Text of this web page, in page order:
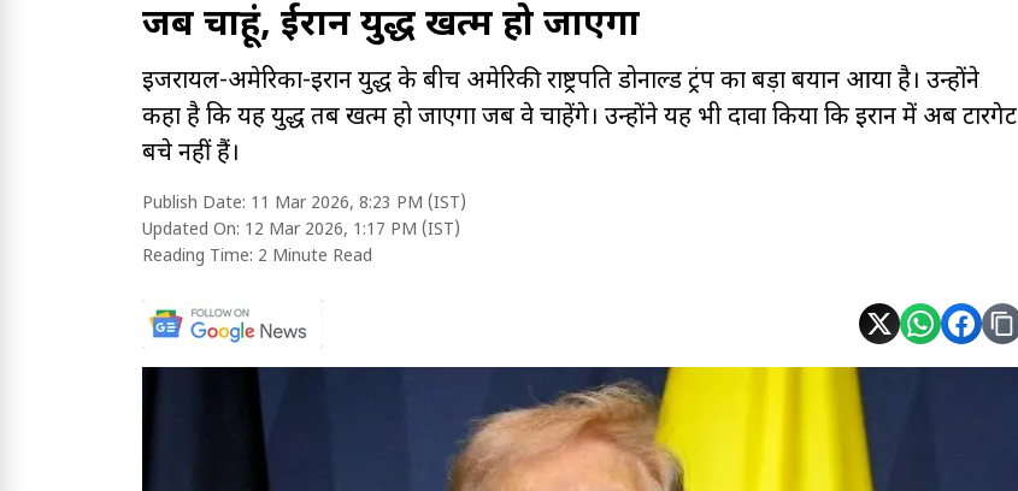
जब चाहूं, ईरान युद्ध खत्म हो जाएगा
इजरायल-अमेरिका-ईरान युद्ध के बीच अमेरिकी राष्ट्रपति डोनाल्ड ट्रंप का बड़ा बयान आया है। उन्होंने
कहा है कि यह युद्ध तब खत्म हो जाएगा जब वे चाहेंगे। उन्होंने यह भी दावा किया कि ईरान में अब टारगेट
बचे नहीं हैं।
Publish Date: 11 Mar 2026, 8:23 PM (IST)
Updated On: 12 Mar 2026, 1:17 PM (IST)
Reading Time: 2 Minute Read